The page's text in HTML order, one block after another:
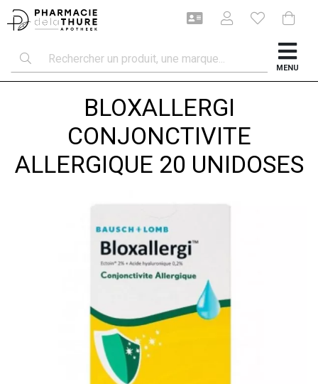
MENU
BLOXALLERGI
CONJONCTIVITE
ALLERGIQUE 20 UNIDOSES